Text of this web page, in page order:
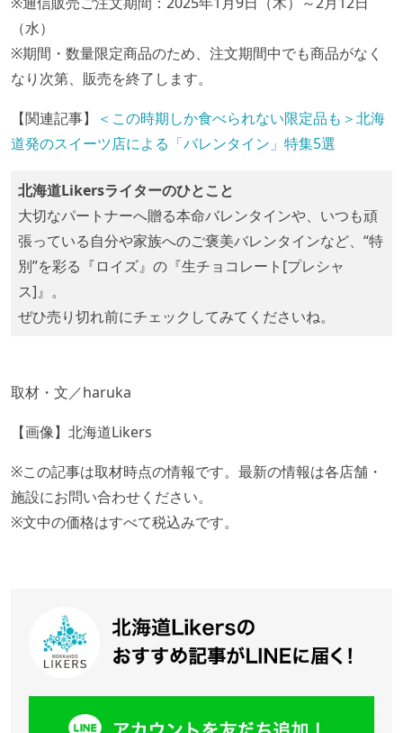
（水）
※期間・数量限定商品のため、注文期間中でも商品がなく
なり次第、販売を終了します。
【関連記事】
＜この時期しか食べられない限定品も＞北海
道発のスイーツ店による「バレンタイン」特集5選
北海道Likersライターのひとこと
大切なパートナーへ贈る本命バレンタインや、いつも頑
張っている自分や家族へのご褒美バレンタインなど、“特
別”を彩る『ロイズ』の『生チョコレート[プレシャ
ス]』。
ぜひ売り切れ前にチェックしてみてくださいね。
取材・文／haruka
【画像】北海道Likers
※この記事は取材時点の情報です。最新の情報は各店舗・
施設にお問い合わせください。
※文中の価格はすべて税込みです。